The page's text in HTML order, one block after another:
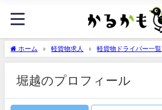
ホーム 軽貨物求人 軽貨物ドライバー一覧
堀越のプロフィール